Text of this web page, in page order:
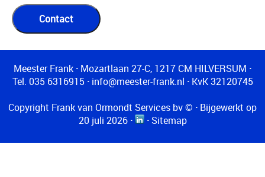
Meester Frank · Mozartlaan 27-C, 1217 CM HILVERSUM ·
Tel. 035 6316915 ·info@meester-frank.nl ·KvK 32120745
Copyright Frank van Ormondt Services bv © · Bijgewerkt op
20 juli 2026 · · Sitemap